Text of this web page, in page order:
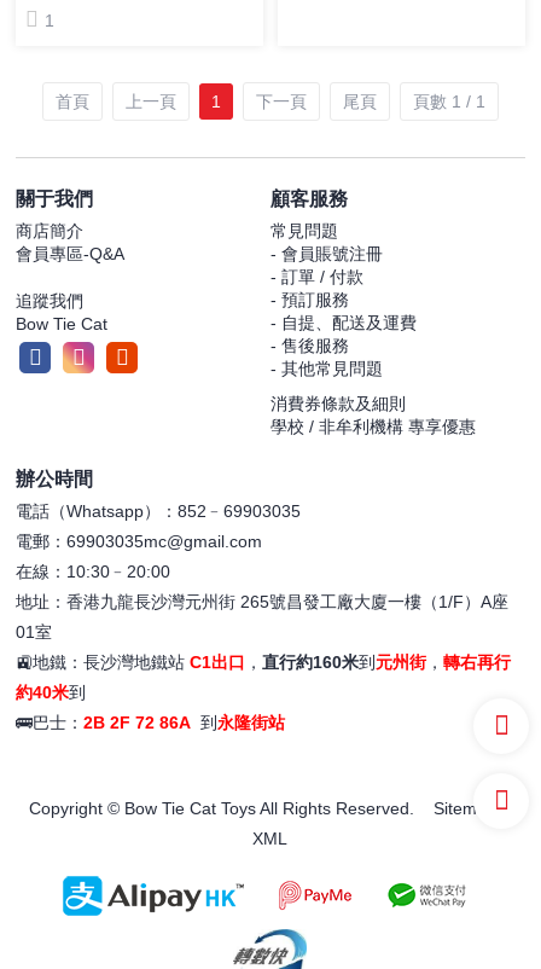
1
首頁 上一頁 1 下一頁 尾頁 頁數 1 / 1
關于我們
商店簡介
會員專區-Q&A
追蹤我們
Bow Tie Cat
顧客服務
常見問題
- 會員賬號注冊
- 訂單 / 付款
- 預訂服務
- 自提、配送及運費
- 售後服務
- 其他常見問題
消費券條款及細則
學校 / 非牟利機構 專享優惠
辦公時間
電話（Whatsapp）：852﹣69903035
電郵：69903035mc@gmail.com
在線：10:30﹣20:00
地址：香港九龍長沙灣元州街 265號昌發工廠大廈一樓（1/F）A座
01室
🚉地鐵：長沙灣地鐵站C1出口 ，直行約160米到元州街，轉右再行
約40米到
🚌巴士：2B 2F 72 86A 到永隆街站
Copyright © Bow Tie Cat Toys All Rights Reserved.Sitemap
XML